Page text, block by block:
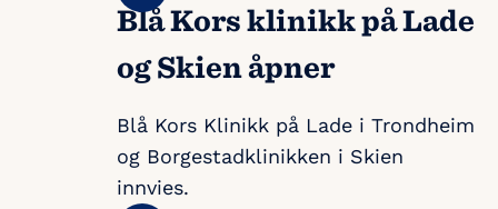
Blå Kors klinikk på Lade
og Skien åpner
Blå Kors Klinikk på Lade i Trondheim
og Borgestadklinikken i Skien
innvies.